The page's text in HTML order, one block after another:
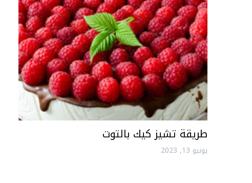
طريقة تشيز كيك بالتوت
يونيو 13, 2023